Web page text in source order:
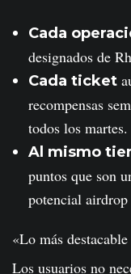
Cada
designados de
Cada ticket
recompensas
todos los martes.
Al mismo
puntos que son
potencial airdrop
«Lo más
Los usuarios no